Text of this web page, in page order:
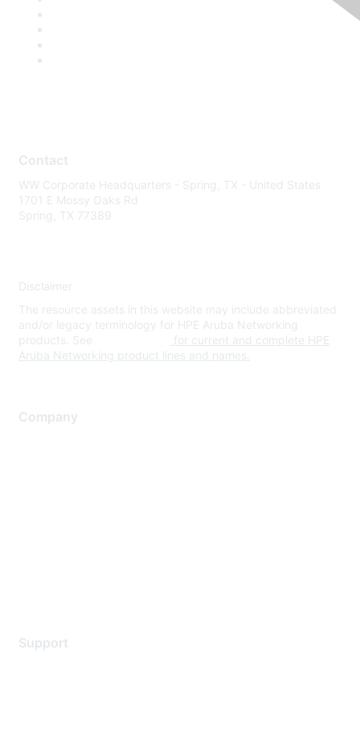
Contact
WW Corporate Headquarters - Spring, TX - United States
1701 E Mossy Oaks Rd
Spring, TX 77389
Disclaimer
The resource assets in this website may include abbreviated
and/or legacy terminology for HPE Aruba Networking
products. See
for current and complete HPE
Aruba Networking product lines and names.
Company
Support